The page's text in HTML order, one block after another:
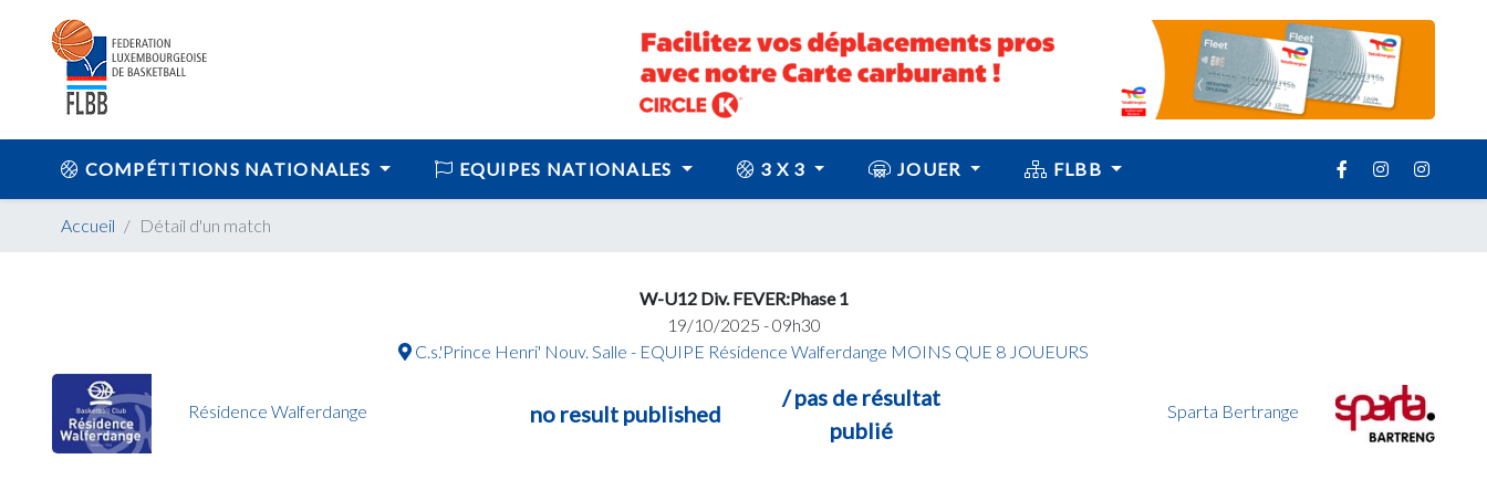
COMPÉTITIONS NATIONALES EQUIPES NATIONALES 3 X 3 JOUER FLBB
Accueil Détail d'un match
W-U12 Div. FEVER:Phase 1
19/10/2025 - 09h30
C.s.'Prince Henri' Nouv. Salle - EQUIPE Résidence Walferdange MOINS QUE 8 JOUEURS
Résidence Walferdange no result published
/ pas de résultat
publié
Sparta Bertrange